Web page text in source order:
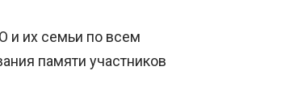
и их семьи по всем
памяти участников